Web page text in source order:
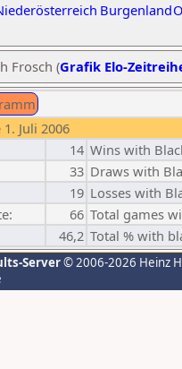
Burgenland
Frosch (Grafik Elo-
Juli 2006
14 Wins with
33 Draws with
19 Losses with
66 Total games
46,2 Total % with
Server© 2006-2026 Heinz